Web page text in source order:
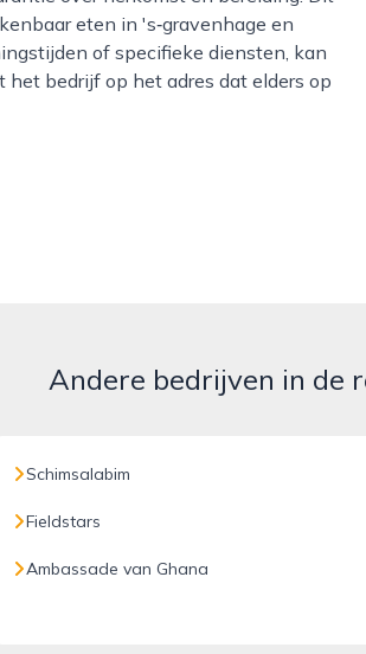
eten in 's‑gravenhage en
of specifieke diensten, kan
bedrijf op het adres dat elders op
Andere bedrijven in de
Schimsalabim
Fieldstars
Ambassade van Ghana